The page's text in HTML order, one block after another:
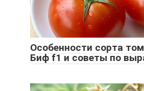
Особенности сорта
Биф f1 и советы по